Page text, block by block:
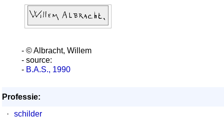
- © Albracht, Willem
- source:
- B.A.S., 1990
Professie:
·
schilder